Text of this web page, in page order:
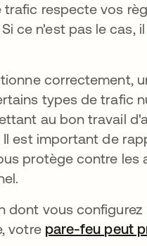
trafic respecte vos
ce n'est pas le cas,
correctement,
types de trafic
au bon travail
Il est important de
protège contre les
dont vous configurez
votre pare-feu peut